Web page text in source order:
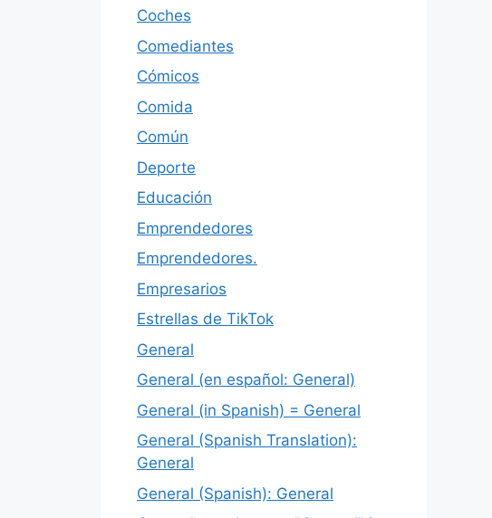
Coches
Comediantes
Cómicos
Comida
Común
Deporte
Educación
Emprendedores
Emprendedores.
Empresarios
Estrellas de TikTok
General
General (en español: General)
General (in Spanish) = General
General (Spanish Translation):
General
General (Spanish): General